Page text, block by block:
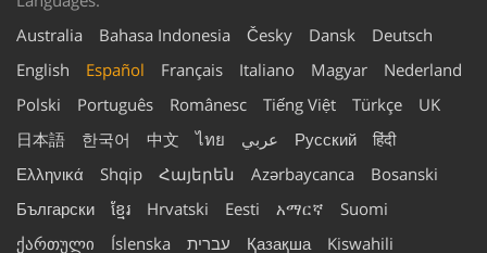
Australia
Bahasa Indonesia Česky Dansk
Deutsch
English
Español Français Italiano Magyar
Nederland
Polski
Português Românesc Tiếng Việt Türkçe
UK
日本語
한국어 中文 ไทย عربي Русский
हिंदी
Ελληνικά
Shqip Հայերեն Azərbaycanca
Bosanski
Български
ខ្មែរ Hrvatski Eesti አማርኛ
Suomi
ქართული
Íslenska עברית Қазақша Kiswahili